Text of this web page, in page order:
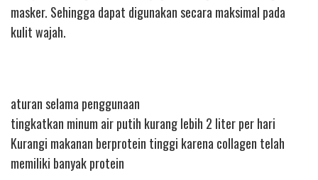
masker. Sehingga dapat digunakan secara maksimal pada
kulit wajah.
aturan selama penggunaan
tingkatkan minum air putih kurang lebih 2 liter per hari
Kurangi makanan berprotein tinggi karena collagen telah
memiliki banyak protein